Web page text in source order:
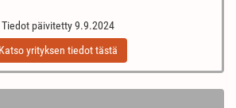
Tiedot päivitetty 9.9.2024
Katso yrityksen tiedot tästä